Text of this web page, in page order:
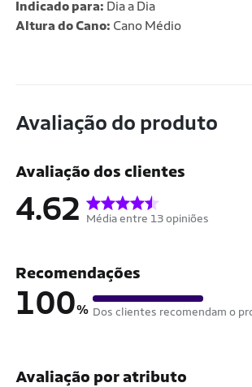
Indicado para: Dia a Dia
Altura do Cano: Cano Médio
Avaliação do produto
Avaliação dos clientes
4.62 Média entre 13 opiniões
Recomendações
100% Dos clientes recomendam o
Avaliação por atributo